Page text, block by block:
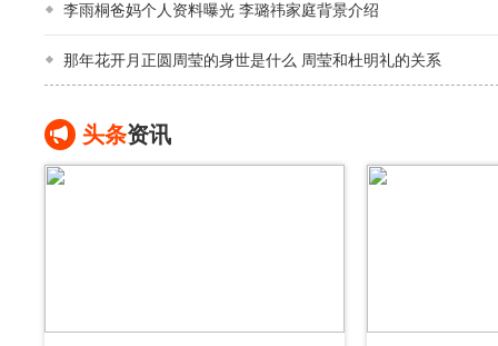
李雨桐爸妈个人资料曝光 李璐祎家庭背景介绍
那年花开月正圆周莹的身世是什么 周莹和杜明礼的关系
头条资讯